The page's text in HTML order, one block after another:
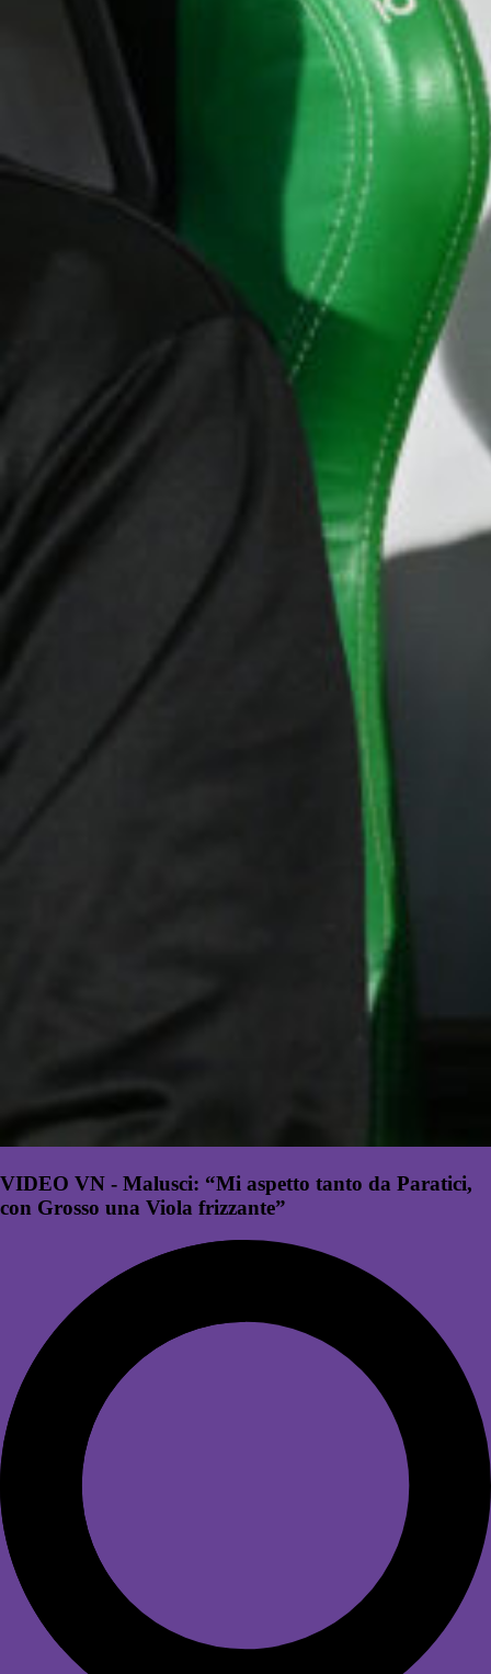
VIDEO VN - Malusci: “Mi aspetto tanto da Paratici,
con Grosso una Viola frizzante”